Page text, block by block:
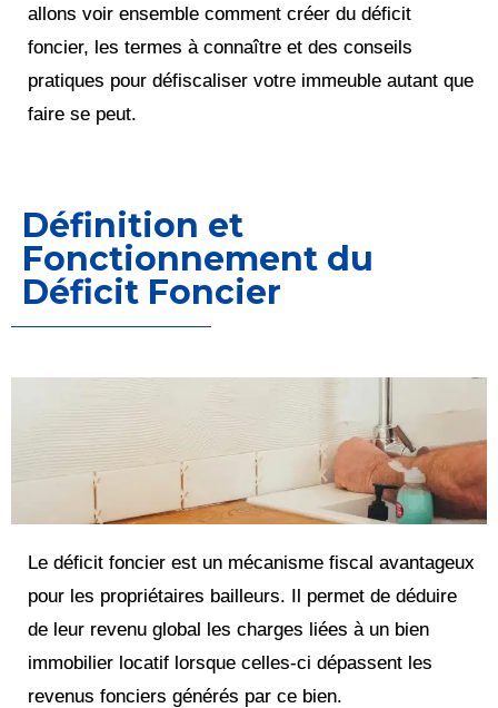
allons voir ensemble comment créer du déficit
foncier, les termes à connaître et des conseils
pratiques pour défiscaliser votre immeuble autant que
faire se peut.
Définition et
Fonctionnement du
Déficit Foncier
Le déficit foncier est un mécanisme fiscal avantageux
pour les propriétaires bailleurs. Il permet de déduire
de leur revenu global les charges liées à un bien
immobilier locatif lorsque celles-ci dépassent les
revenus fonciers générés par ce bien.